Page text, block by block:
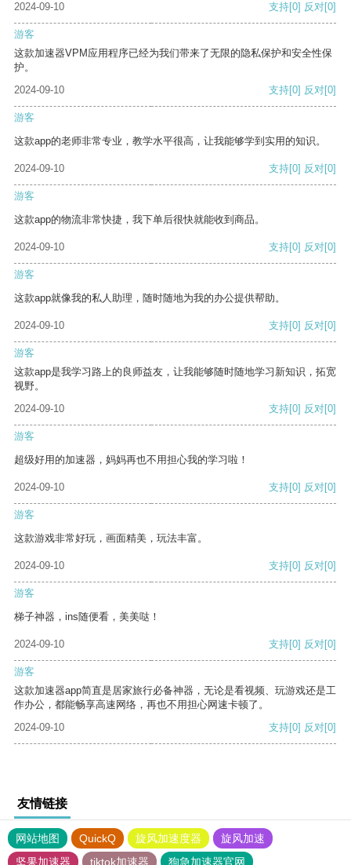
2024-09-10
支持[0] 反对[0]
游客
这款加速器VPM应用程序已经为我们带来了无限的隐私保护和安全性保
护。
2024-09-10
支持[0] 反对[0]
游客
这款app的老师非常专业，教学水平很高，让我能够学到实用的知识。
2024-09-10 支持[0] 反对[0]
游客
这款app的物流非常快捷，我下单后很快就能收到商品。
2024-09-10 支持[0] 反对[0]
游客
这款app就像我的私人助理，随时随地为我的办公提供帮助。
2024-09-10 支持[0] 反对[0]
游客
这款app是我学习路上的良师益友，让我能够随时随地学习新知识，拓宽
视野。
2024-09-10
支持[0] 反对[0]
游客
超级好用的加速器，妈妈再也不用担心我的学习啦！
2024-09-10 支持[0] 反对[0]
游客
这款游戏非常好玩，画面精美，玩法丰富。
2024-09-10 支持[0] 反对[0]
游客
梯子神器，ins随便看，美美哒！
2024-09-10 支持[0] 反对[0]
游客
这款加速器app简直是居家旅行必备神器，无论是看视频、玩游戏还是工
作办公，都能畅享高速网络，再也不用担心网速卡顿了。
2024-09-10
支持[0] 反对[0]
友情链接
网站地图 QuickQ 旋风加速度器
旋风加速
坚果加速器
tiktok加速器 狗急加速器官网